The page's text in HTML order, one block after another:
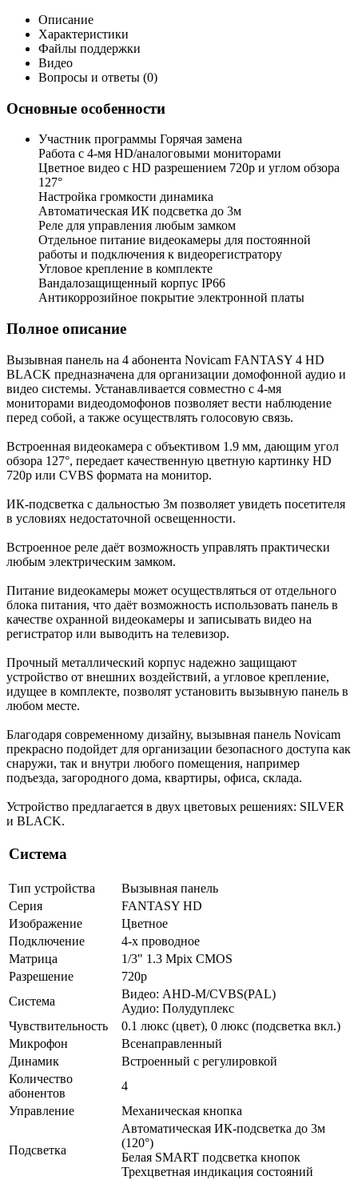
Описание
Характеристики
Файлы поддержки
Видео
Вопросы и ответы (0)
Основные особенности
Участник программы Горячая замена
Работа с 4-мя HD/аналоговыми мониторами
Цветное видео с HD разрешением 720p и углом обзора
127°
Настройка громкости динамика
Автоматическая ИК подсветка до 3м
Реле для управления любым замком
Отдельное питание видеокамеры для постоянной
работы и подключения к видеорегистратору
Угловое крепление в комплекте
Вандалозащищенный корпус IP66
Антикоррозийное покрытие электронной платы
Полное описание
Вызывная панель на 4 абонента Novicam FANTASY 4 HD
BLACK предназначена для организации домофонной аудио и
видео системы. Устанавливается совместно с 4-мя
мониторами видеодомофонов позволяет вести наблюдение
перед собой, а также осуществлять голосовую связь.
Встроенная видеокамера с объективом 1.9 мм, дающим угол
обзора 127°, передает качественную цветную картинку HD
720p или CVBS формата на монитор.
ИК-подсветка с дальностью 3м позволяет увидеть посетителя
в условиях недостаточной освещенности.
Встроенное реле даёт возможность управлять практически
любым электрическим замком.
Питание видеокамеры может осуществляться от отдельного
блока питания, что даёт возможность использовать панель в
качестве охранной видеокамеры и записывать видео на
регистратор или выводить на телевизор.
Прочный металлический корпус надежно защищают
устройство от внешних воздействий, а угловое крепление,
идущее в комплекте, позволят установить вызывную панель в
любом месте.
Благодаря современному дизайну, вызывная панель Novicam
прекрасно подойдет для организации безопасного доступа как
снаружи, так и внутри любого помещения, например
подъезда, загородного дома, квартиры, офиса, склада.
Устройство предлагается в двух цветовых решениях: SILVER
и BLACK.
Система
Тип устройства
Вызывная панель
Серия
FANTASY HD
Изображение
Цветное
Подключение
4-х проводное
Матрица
1/3" 1.3 Mpix CMOS
Разрешение
720p
Система
Видео: AHD-M/CVBS(PAL)
Аудио: Полудуплекс
Чувствительность
0.1 люкс (цвет), 0 люкс (подсветка вкл.)
Микрофон
Всенаправленный
Динамик
Встроенный с регулировкой
Количество
абонентов
4
Управление
Механическая кнопка
Подсветка
Автоматическая ИК-подсветка до 3м
(120°)
Белая SMART подсветка кнопок
Трехцветная индикация состояний